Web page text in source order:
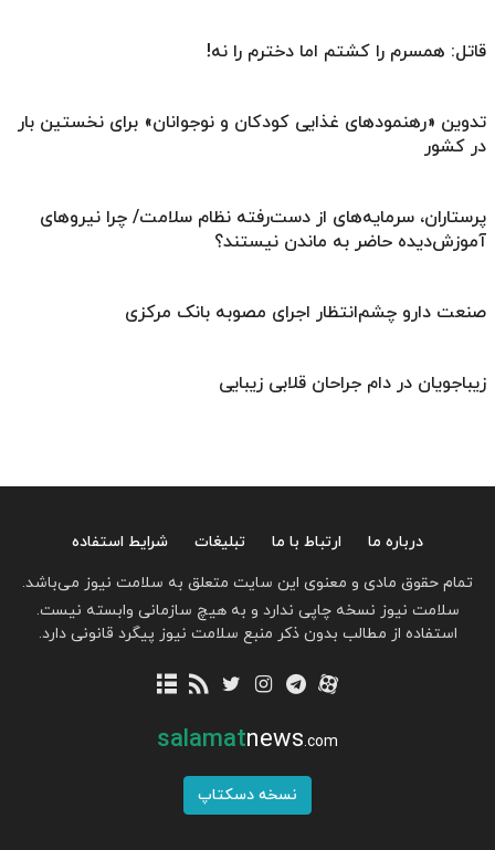
قاتل: همسرم را کشتم اما دخترم را نه!
تدوین «رهنمودهای غذایی کودکان و نوجوانان» برای نخستین بار
در کشور
پرستاران، سرمایه‌های از دست‌رفته نظام سلامت/ چرا نیروهای
آموزش‌دیده حاضر به ماندن نیستند؟
صنعت دارو چشم‌انتظار اجرای مصوبه بانک مرکزی
زیباجویان در دام جراحان قلابی زیبایی
درباره ما ارتباط با ما تبلیغات
شرایط استفاده
تمام حقوق مادی و معنوی این سایت متعلق به سلامت نیوز می‌باشد.
سلامت نیوز نسخه چاپی ندارد و به هیچ سازمانی وابسته نیست.
استفاده از مطالب بدون ذکر منبع سلامت نیوز پیگرد قانونی دارد.
salamatnews.com
نسخه دسکتاپ